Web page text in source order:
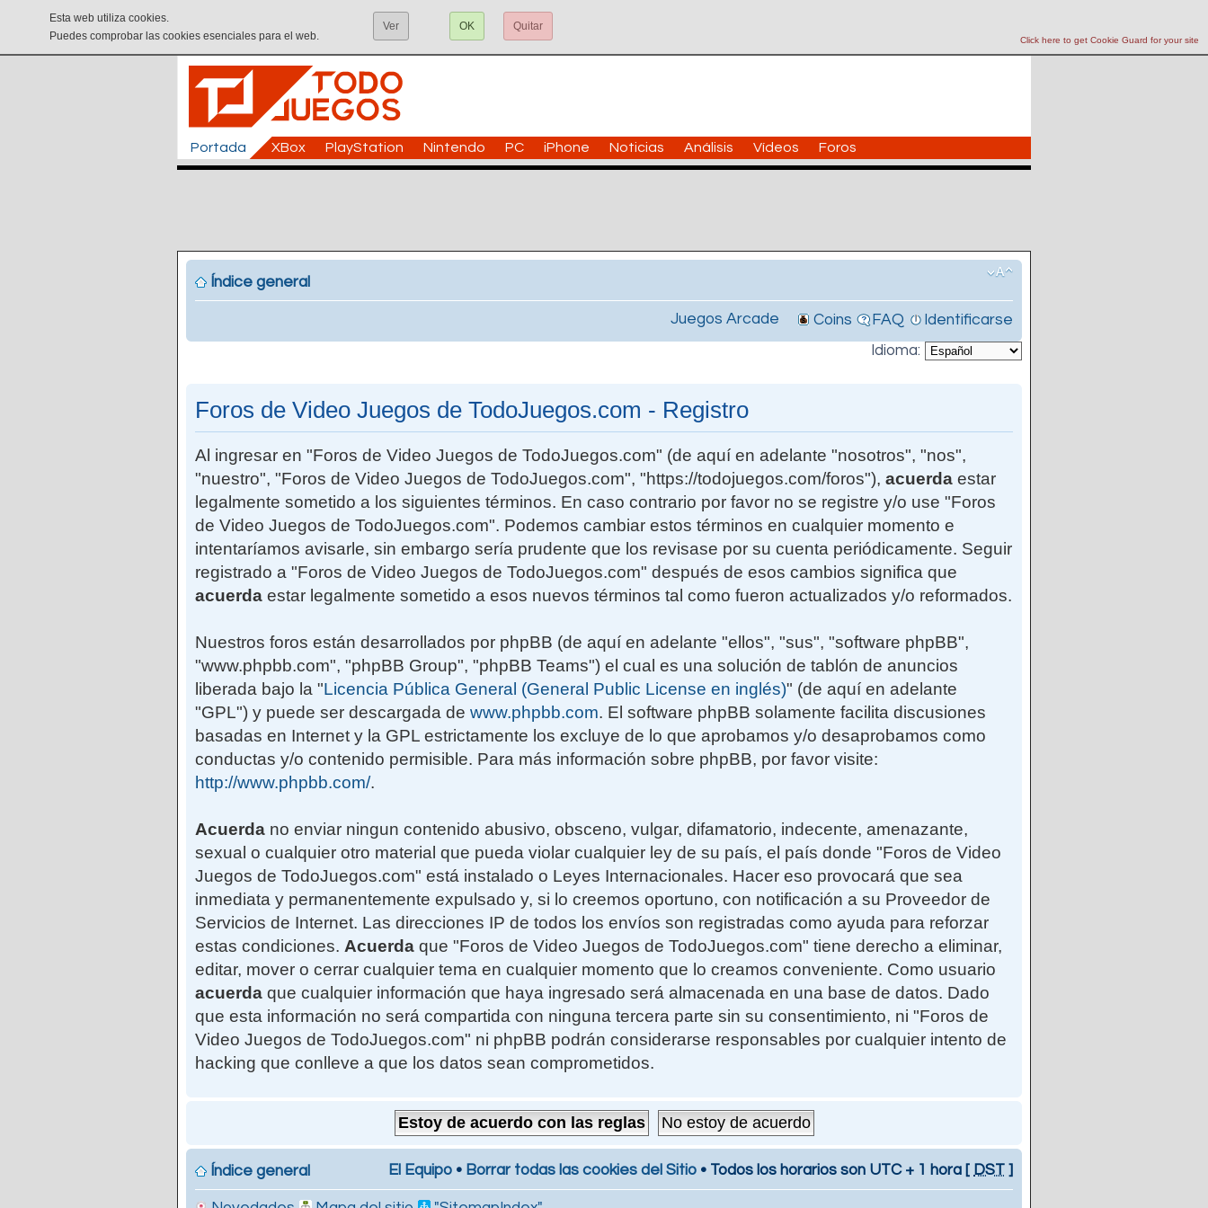
Click here to get Cookie Guard for your site
Esta web utiliza cookies.
Puedes comprobar las cookies esenciales para el web.
Ver OK Quitar
Portada XBox PlayStation Nintendo PC iPhone Noticias Análisis Vídeos Foros
Índice general
Juegos Arcade Coins FAQ
Identificarse
Idioma:
Foros de Video Juegos de TodoJuegos.com - Registro
Al ingresar en "Foros de Video Juegos de TodoJuegos.com" (de aquí en adelante "nosotros", "nos",
"nuestro", "Foros de Video Juegos de TodoJuegos.com", "https://todojuegos.com/foros"), acuerda estar
legalmente sometido a los siguientes términos. En caso contrario por favor no se registre y/o use "Foros
de Video Juegos de TodoJuegos.com". Podemos cambiar estos términos en cualquier momento e
intentaríamos avisarle, sin embargo sería prudente que los revisase por su cuenta periódicamente. Seguir
registrado a "Foros de Video Juegos de TodoJuegos.com" después de esos cambios significa que
acuerda estar legalmente sometido a esos nuevos términos tal como fueron actualizados y/o reformados.
Nuestros foros están desarrollados por phpBB (de aquí en adelante "ellos", "sus", "software phpBB",
"www.phpbb.com", "phpBB Group", "phpBB Teams") el cual es una solución de tablón de anuncios
liberada bajo la "Licencia Pública General (General Public License en inglés)" (de aquí en adelante
"GPL") y puede ser descargada de www.phpbb.com. El software phpBB solamente facilita discusiones
basadas en Internet y la GPL estrictamente los excluye de lo que aprobamos y/o desaprobamos como
conductas y/o contenido permisible. Para más información sobre phpBB, por favor visite:
http://www.phpbb.com/.
Acuerda no enviar ningun contenido abusivo, obsceno, vulgar, difamatorio, indecente, amenazante,
sexual o cualquier otro material que pueda violar cualquier ley de su país, el país donde "Foros de Video
Juegos de TodoJuegos.com" está instalado o Leyes Internacionales. Hacer eso provocará que sea
inmediata y permanentemente expulsado y, si lo creemos oportuno, con notificación a su Proveedor de
Servicios de Internet. Las direcciones IP de todos los envíos son registradas como ayuda para reforzar
estas condiciones. Acuerda que "Foros de Video Juegos de TodoJuegos.com" tiene derecho a eliminar,
editar, mover o cerrar cualquier tema en cualquier momento que lo creamos conveniente. Como usuario
acuerda que cualquier información que haya ingresado será almacenada en una base de datos. Dado
que esta información no será compartida con ninguna tercera parte sin su consentimiento, ni "Foros de
Video Juegos de TodoJuegos.com" ni phpBB podrán considerarse responsables por cualquier intento de
hacking que conlleve a que los datos sean comprometidos.
Índice general El Equipo • Borrar todas las cookies del Sitio • Todos los horarios son UTC + 1 hora [ DST ]